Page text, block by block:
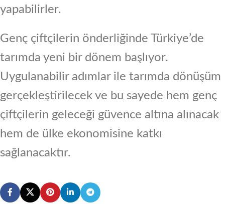
yapabilirler.
Genç çiftçilerin önderliğinde Türkiye’de
tarımda yeni bir dönem başlıyor.
Uygulanabilir adımlar ile tarımda dönüşüm
gerçekleştirilecek ve bu sayede hem genç
çiftçilerin geleceği güvence altına alınacak
hem de ülke ekonomisine katkı
sağlanacaktır.